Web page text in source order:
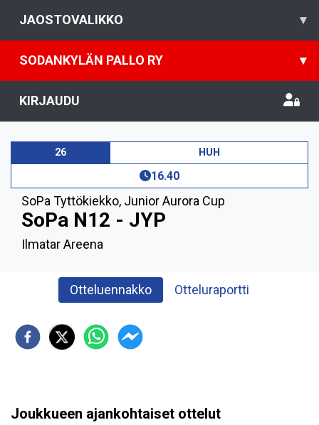
JAOSTOVALIKKO ▾
SODANKYLÄN PALLO RY ▾
KIRJAUDU
26 HUH
16.40
SoPa Tyttökiekko, Junior Aurora Cup
SoPa N12 - JYP
Ilmatar Areena
Otteluennakko Otteluraportti
Joukkueen ajankohtaiset ottelut